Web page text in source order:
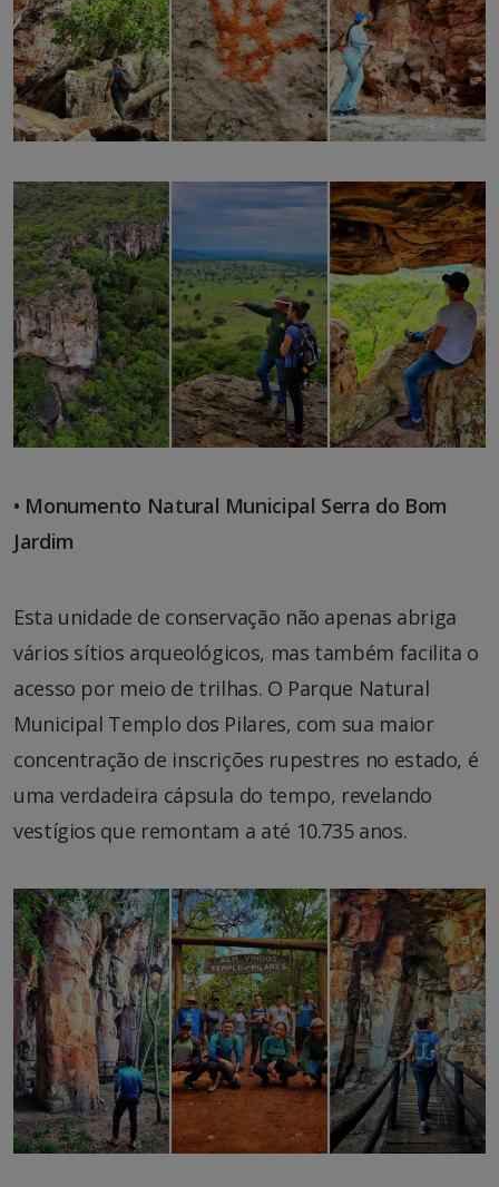
• Monumento Natural Municipal Serra do Bom
Jardim
Esta unidade de conservação não apenas abriga
vários sítios arqueológicos, mas também facilita o
acesso por meio de trilhas. O Parque Natural
Municipal Templo dos Pilares, com sua maior
concentração de inscrições rupestres no estado, é
uma verdadeira cápsula do tempo, revelando
vestígios que remontam a até 10.735 anos.